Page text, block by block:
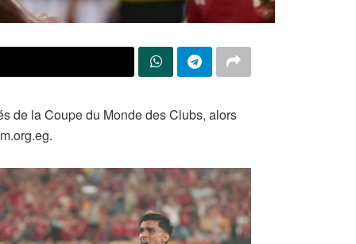
de la Coupe du Monde des Clubs, alors